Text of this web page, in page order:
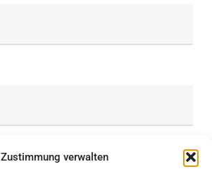
Zustimmung verwalten